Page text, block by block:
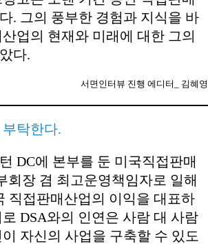
. 그의 풍부한 경험과 지식을 바
업의 현재와 미래에 대한 그의
다.
서면인터뷰 진행 에디터_ 김혜영
탁한다.
DC에 본부를 둔 미국직접판매
회장 겸 최고운영책임자로 일해
직접판매산업의 이익을 대표하
DSA와의 인연은 사람 대 사람
자신의 사업을 구축할 수 있도